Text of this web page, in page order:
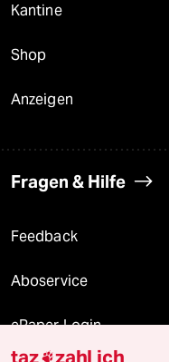
Kantine
Shop
Anzeigen
Fragen & Hilfe
Feedback
Aboservice
ePaper Login
taz zahl ich